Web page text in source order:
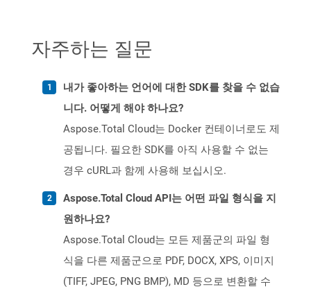
자주하는 질문
내가 좋아하는 언어에 대한 SDK를 찾을 수 없습
니다. 어떻게 해야 하나요?
Aspose.Total Cloud는 Docker 컨테이너로도 제
공됩니다. 필요한 SDK를 아직 사용할 수 없는
경우 cURL과 함께 사용해 보십시오.
Aspose.Total Cloud API는 어떤 파일 형식을 지
원하나요?
Aspose.Total Cloud는 모든 제품군의 파일 형
식을 다른 제품군으로 PDF, DOCX, XPS, 이미지
(TIFF, JPEG, PNG BMP), MD 등으로 변환할 수